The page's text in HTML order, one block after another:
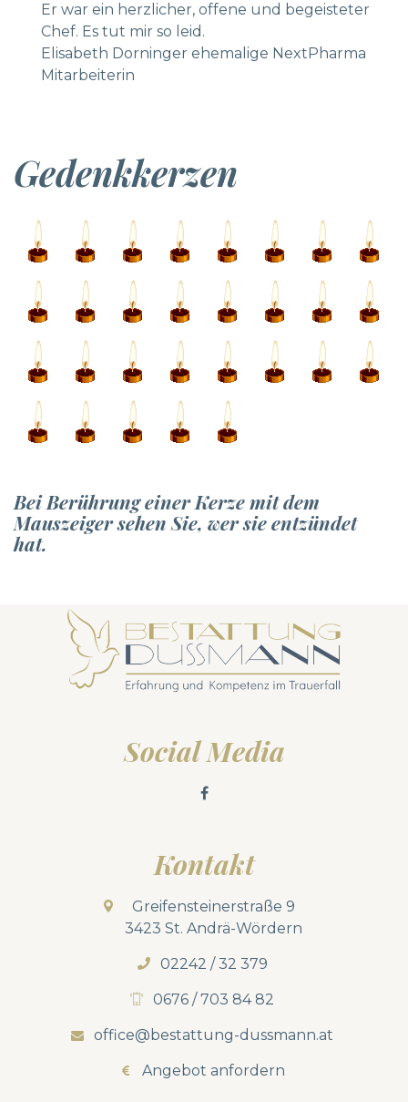
Er war ein herzlicher, offene und begeisteter
Chef. Es tut mir so leid.
Elisabeth Dorninger ehemalige NextPharma
Mitarbeiterin
Gedenkkerzen
Bei Berührung einer Kerze mit dem
Mauszeiger sehen Sie, wer sie entzündet
hat.
Social Media
Kontakt
Greifensteinerstraße 9
3423 St. Andrä-Wördern
02242 / 32 379
0676 / 703 84 82
office@bestattung-dussmann.at
Angebot anfordern